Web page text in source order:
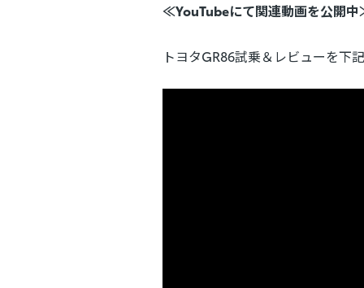
≪YouTubeにて関連動画を公開
トヨタGR86試乗＆レビューを下